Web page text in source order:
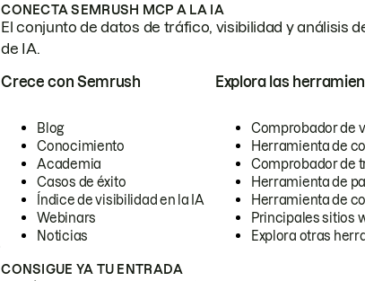
CONECTA SEMRUSH MCP A LA IA
El conjunto de datos de tráfico, visibilidad y análisis
de IA.
Crece con Semrush
Blog
Conocimiento
Academia
Casos de éxito
Índice de visibilidad en la IA
Webinars
Noticias
Explora las
Comprobador de
Herramienta de
Comprobador de
Herramienta de
Herramienta de
Principales sitios
Explora otras
CONSIGUE YA TU ENTRADA